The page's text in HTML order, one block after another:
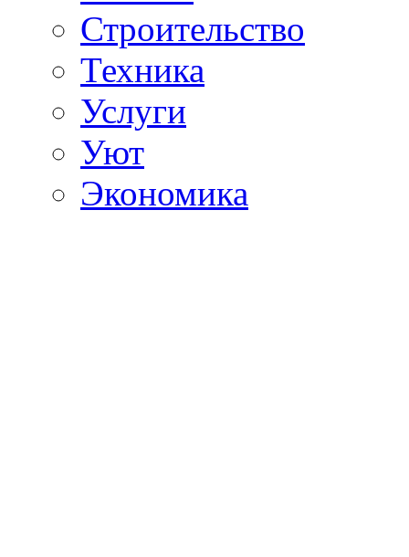
Строительство
Техника
Услуги
Уют
Экономика